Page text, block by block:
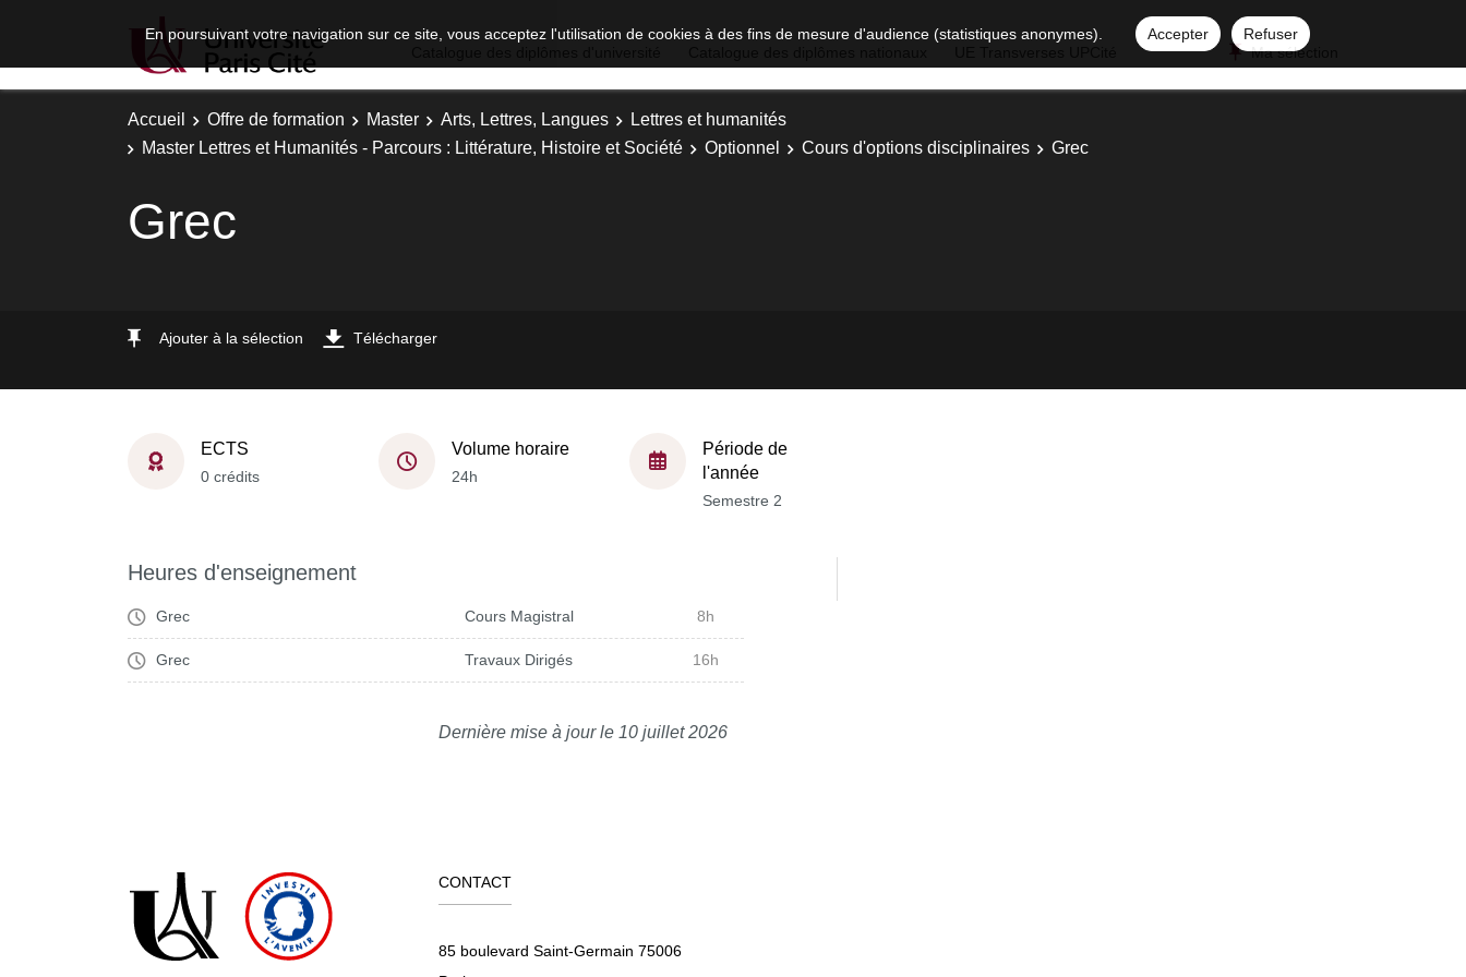
En poursuivant votre navigation sur ce site, vous acceptez l'utilisation de cookies à des fins de mesure d'audience (statistiques anonymes). Accepter
Refuser
Ma sélection
Accueil Offre de formation Master Arts, Lettres, Langues
Lettres et humanités
Master Lettres et Humanités - Parcours : Littérature, Histoire et Société
Optionnel Cours d'options disciplinaires Grec
Grec
Ajouter à la sélection Télécharger
ECTS
0 crédits
Volume horaire
24h
Période de
l'année
Semestre 2
Heures d'enseignement
Grec Cours Magistral 8h
Grec Travaux Dirigés 16h
Dernière mise à jour le 10 juillet 2026
CONTACT
85 boulevard Saint-Germain 75006